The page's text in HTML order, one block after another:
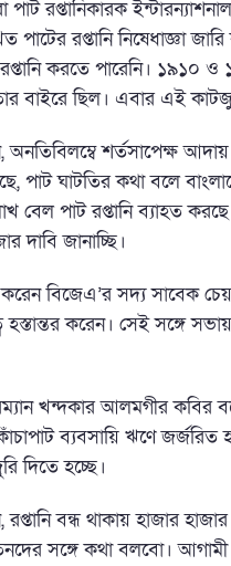
রপ্তানিকারক
পাটের রপ্তানি নিষেধাজ্ঞা
করতে পারেনি। ১৯১০ ও
বাইরে ছিল। এবার এই
শর্তসাপেক্ষ
পাট ঘাটতির কথা বলে
পাট রপ্তানি ব্যাহত করছে।
দাবি জানাচ্ছি।
বিজেএ’র সদ্য সাবেক
হস্তান্তর করেন। সেই সঙ্গে
খন্দকার আলমগীর কবির
ব্যবসায়ি ঋণে জর্জরিত
দিতে হচ্ছে।
বন্ধ থাকায় হাজার
সঙ্গে কথা বলবো।